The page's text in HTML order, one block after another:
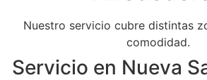
Nuestro servicio cubre distintas
comodidad.
Servicio en Nueva